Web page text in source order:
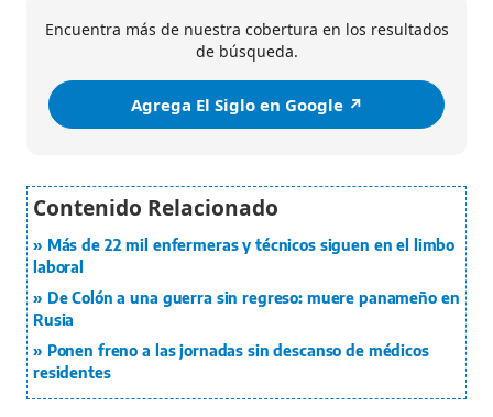
Encuentra más de nuestra cobertura en los resultados
de búsqueda.
Agrega El Siglo en Google ↗️
Más de 22 mil enfermeras y técnicos siguen en el limbo
laboral
De Colón a una guerra sin regreso: muere panameño en
Rusia
Ponen freno a las jornadas sin descanso de médicos
residentes